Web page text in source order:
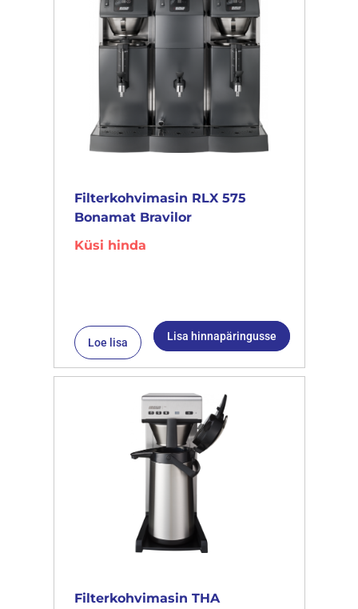
Filterkohvimasin RLX 575
Bonamat Bravilor
Küsi hinda
Loe lisa Lisa hinnapäringusse
Filterkohvimasin THA